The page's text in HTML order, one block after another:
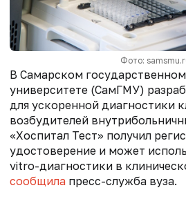
Фото:
В Самарском
университете (СамГМУ)
для ускоренной диагностики
возбудителей
«Хоспитал Тест» получил
удостоверение и может
vitro-диагностики в
сообщила пресс-служба вуза.